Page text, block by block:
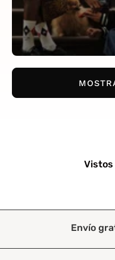
Envío